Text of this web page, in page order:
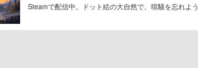
Steamで配信中。ドット絵の大自然で、喧騒を忘れよう